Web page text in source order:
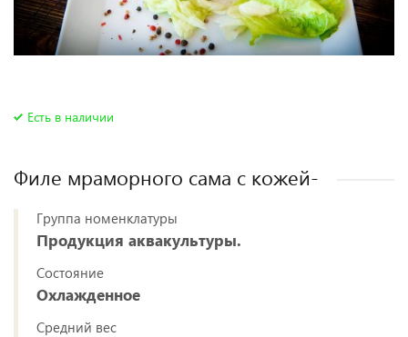
Есть в наличии
Филе мраморного сама с кожей-
Группа номенклатуры
Продукция аквакультуры.
Состояние
Охлажденное
Средний вес